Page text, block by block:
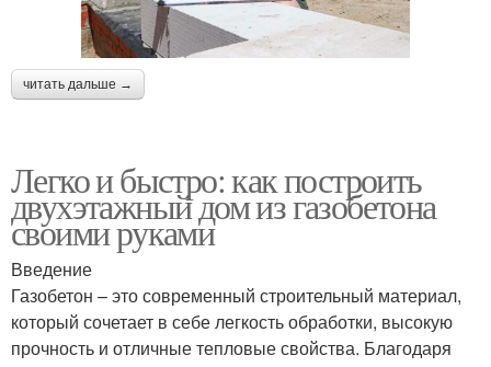
читать дальше →
Легко и быстро: как построить
двухэтажный дом из газобетона
своими руками
Введение
Газобетон – это современный строительный материал,
который сочетает в себе легкость обработки, высокую
прочность и отличные тепловые свойства. Благодаря